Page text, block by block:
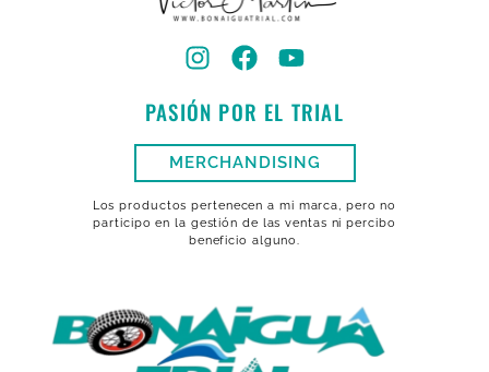
PASIÓN POR EL TRIAL
MERCHANDISING
Los productos pertenecen a mi marca, pero no
participo en la gestión de las ventas ni percibo
beneficio alguno.